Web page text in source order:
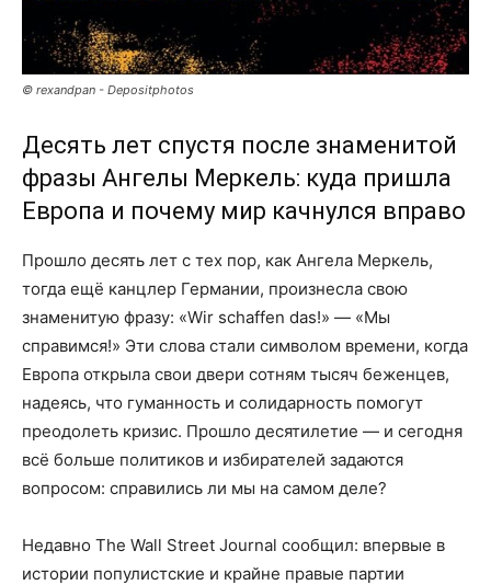
© rexandpan - Depositphotos
Десять лет спустя после знаменитой
фразы Ангелы Меркель: куда пришла
Европа и почему мир качнулся вправо
Прошло десять лет с тех пор, как Ангела Меркель,
тогда ещё канцлер Германии, произнесла свою
знаменитую фразу: «Wir schaffen das!» — «Мы
справимся!» Эти слова стали символом времени, когда
Европа открыла свои двери сотням тысяч беженцев,
надеясь, что гуманность и солидарность помогут
преодолеть кризис. Прошло десятилетие — и сегодня
всё больше политиков и избирателей задаются
вопросом: справились ли мы на самом деле?
Недавно The Wall Street Journal сообщил: впервые в
истории популистские и крайне правые партии